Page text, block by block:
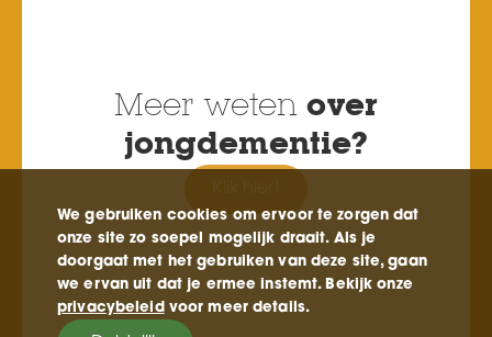
Meer wetenover
jongdementie?
We gebruiken cookies om ervoor te zorgen dat
onze site zo soepel mogelijk draait. Als je
doorgaat met het gebruiken van deze site, gaan
we ervan uit dat je ermee instemt. Bekijk onze
privacybeleid voor meer details.